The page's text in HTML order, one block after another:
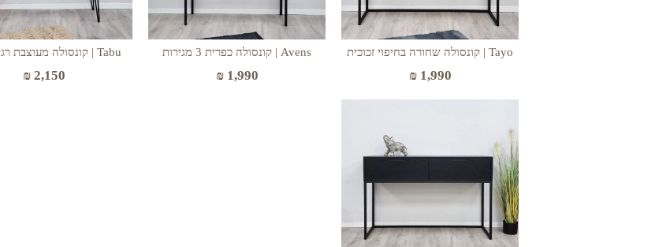
Tayo | קונסולה שחורה בחיפוי זכוכית
₪1,990
Avens | קונסולה כפרית 3 מגירות
₪1,990
Tabu | קונסולה מעוצבת רגלי סיכה
₪2,150